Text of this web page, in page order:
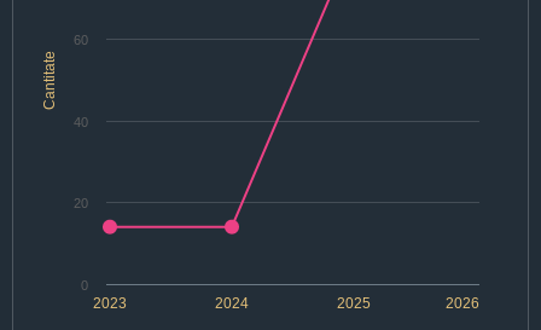
Cantitate
2024 2026
2023 2025
0
20
40
60